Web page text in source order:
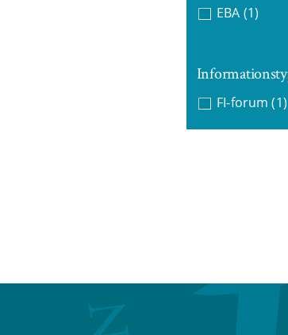
EBA (1)
FI-forum (1)